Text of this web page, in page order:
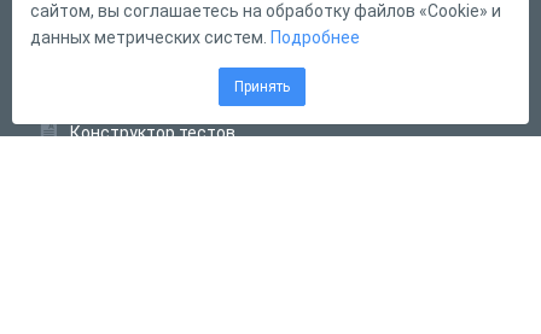
Форма обратной связи
Конструктор тестов
сайтом, вы соглашаетесь на обработку файлов «Cookie» и
данных метрических систем. Подробнее
Принять